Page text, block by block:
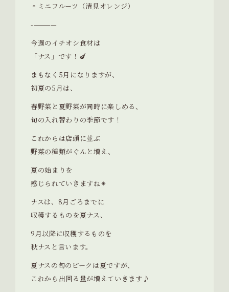
◦ミニフルーツ（清見オレンジ）
-————
今週のイチオシ食材は
「ナス」です！🍆
まもなく5月になりますが、
初夏の5月は、
春野菜と夏野菜が同時に楽しめる、
旬の入れ替わりの季節です！
これからは店頭に並ぶ
野菜の種類がぐんと増え、
夏の始まりを
感じられていきますね✴︎
ナスは、8月ごろまでに
収穫するものを夏ナス、
9月以降に収穫するものを
秋ナスと言います。
夏ナスの旬のピークは夏ですが、
これから出回る量が増えていきます♪